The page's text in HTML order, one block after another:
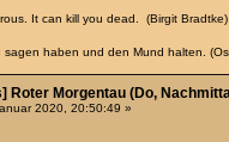
It can kill you dead. (Birgit Bradtke)
haben und den Mund halten.
Roter Morgentau (Do,
2020, 20:50:49 »